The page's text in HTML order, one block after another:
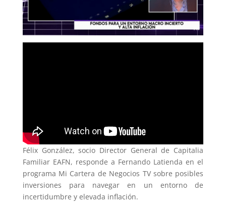
Félix González, socio Director General de Capitalia
Familiar EAFN, responde a Fernando Latienda en el
programa Mi Cartera de Negocios TV sobre posibles
inversiones para navegar en un entorno de
incertidumbre y elevada inflación.